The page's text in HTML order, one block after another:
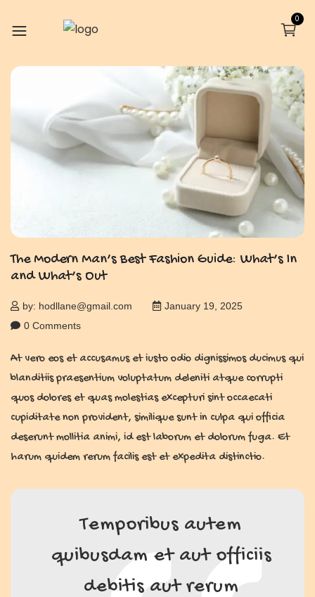
0
The Modern Man’s Best Fashion Guide: What’s In
and What’s Out
by: hodllane@gmail.com
January 19, 2025
0 Comments
At vero eos et accusamus et iusto odio dignissimos ducimus qui
blanditiis praesentium voluptatum deleniti atque corrupti
quos dolores et quas molestias excepturi sint occaecati
cupiditate non provident, similique sunt in culpa qui officia
deserunt mollitia animi, id est laborum et dolorum fuga. Et
harum quidem rerum facilis est et expedita distinctio.
Temporibus autem
quibusdam et aut officiis
debitis aut rerum